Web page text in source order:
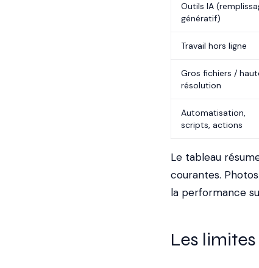
Outils IA
génératif)
Travail hors ligne
Gros fichiers /
résolution
Automatisation,
scripts, actions
Le tableau
courantes.
la performance
Les